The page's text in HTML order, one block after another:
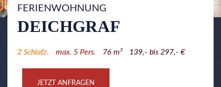
FERIENWOHNUNG
DEICHGRAF
2 Schlafz. max. 5 Pers. 76 m² 139,- bis 297,- €
JETZT ANFRAGEN